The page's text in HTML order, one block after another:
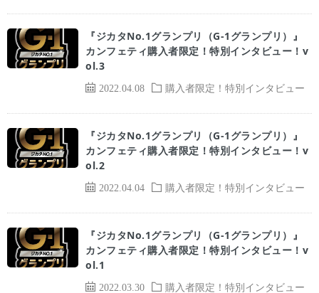
2022.04.08 購入者限定！特別インタビュー
『ジカタNo.1グランプリ（G-1グランプリ）』
カンフェティ購入者限定！特別インタビュー！v
ol.3
2022.04.04 購入者限定！特別インタビュー
『ジカタNo.1グランプリ（G-1グランプリ）』
カンフェティ購入者限定！特別インタビュー！v
ol.2
2022.03.30 購入者限定！特別インタビュー
『ジカタNo.1グランプリ（G-1グランプリ）』
カンフェティ購入者限定！特別インタビュー！v
ol.1